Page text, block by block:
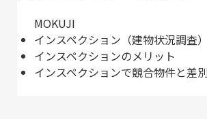
MOKUJI
インスペクション（建物状況調査
インスペクションのメリット
インスペクションで競合物件と差